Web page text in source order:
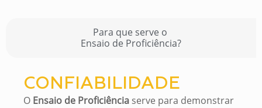
Para que serve o
Ensaio de Proficiência?
CONFIABILIDADE
O Ensaio de Proficiência serve para demonstrar